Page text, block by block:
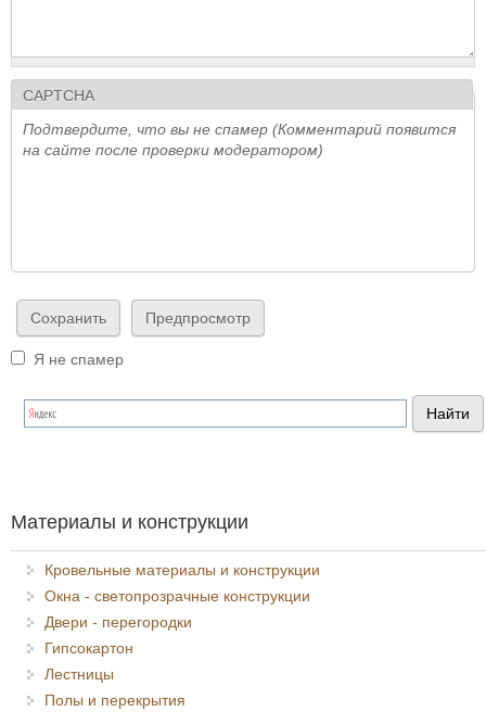
CAPTCHA
Подтвердите, что вы не спамер (Комментарий появится
на сайте после проверки модератором)
Я не спамер
Я спамер
Материалы и конструкции
Кровельные материалы и конструкции
Окна - светопрозрачные конструкции
Двери - перегородки
Гипсокартон
Лестницы
Полы и перекрытия